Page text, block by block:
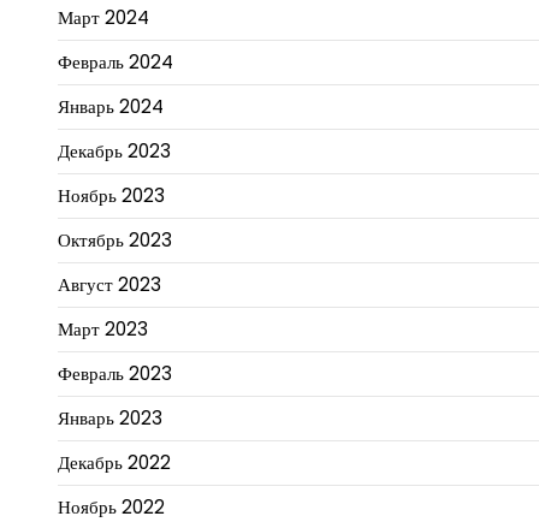
Март 2024
Февраль 2024
Январь 2024
Декабрь 2023
Ноябрь 2023
Октябрь 2023
Август 2023
Март 2023
Февраль 2023
Январь 2023
Декабрь 2022
Ноябрь 2022